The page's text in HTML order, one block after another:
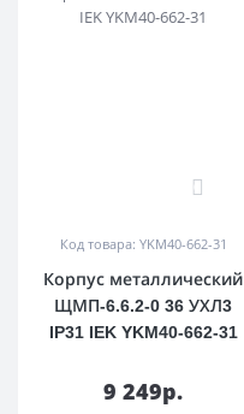
Код товара: YKM40-662-31
Корпус металлический
ЩМП-6.6.2-0 36 УХЛ3
IP31 IEK YKM40-662-31
9 249р.